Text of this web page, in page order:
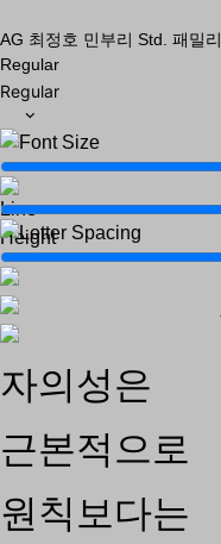
AG 최정호 민부리 Std. 패밀리
Regular
Regular
자의성은
근본적으로
원칙보다는
배제한다.
모더니즘은
임의적이지도,